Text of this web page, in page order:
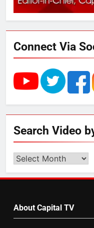
Connect Via
Search Video
Search
by
About Capital TV